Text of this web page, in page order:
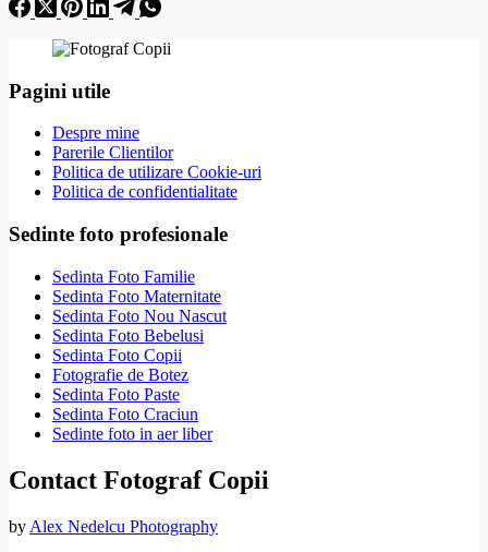
Pagini utile
Despre mine
Parerile Clientilor
Politica de utilizare Cookie-uri
Politica de confidentialitate
Sedinte foto profesionale
Sedinta Foto Familie
Sedinta Foto Maternitate
Sedinta Foto Nou Nascut
Sedinta Foto Bebelusi
Sedinta Foto Copii
Fotografie de Botez
Sedinta Foto Paste
Sedinta Foto Craciun
Sedinte foto in aer liber
Contact Fotograf Copii
by Alex Nedelcu Photography